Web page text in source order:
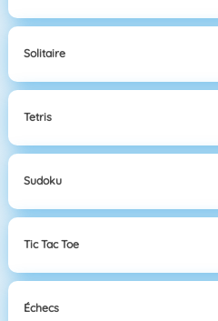
Solitaire
Tetris
Sudoku
Tic Tac Toe
Échecs